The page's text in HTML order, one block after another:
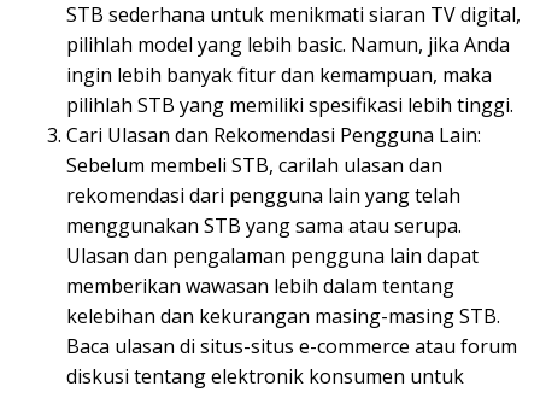
STB sederhana untuk menikmati siaran TV digital,
pilihlah model yang lebih basic. Namun, jika Anda
ingin lebih banyak fitur dan kemampuan, maka
pilihlah STB yang memiliki spesifikasi lebih tinggi.
Cari Ulasan dan Rekomendasi Pengguna Lain:
Sebelum membeli STB, carilah ulasan dan
rekomendasi dari pengguna lain yang telah
menggunakan STB yang sama atau serupa.
Ulasan dan pengalaman pengguna lain dapat
memberikan wawasan lebih dalam tentang
kelebihan dan kekurangan masing-masing STB.
Baca ulasan di situs-situs e-commerce atau forum
diskusi tentang elektronik konsumen untuk